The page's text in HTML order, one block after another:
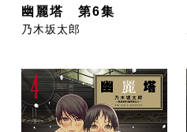
幽麗塔 第6集
乃木坂太郎